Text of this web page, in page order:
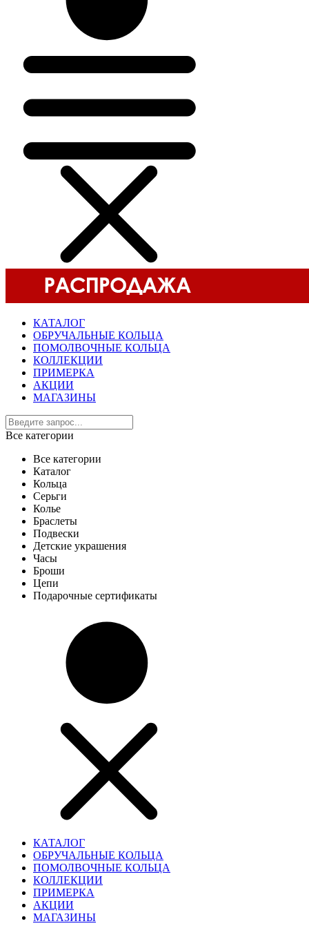
КАТАЛОГ
ОБРУЧАЛЬНЫЕ КОЛЬЦА
ПОМОЛВОЧНЫЕ КОЛЬЦА
КОЛЛЕКЦИИ
ПРИМЕРКА
АКЦИИ
МАГАЗИНЫ
Все категории
Все категории
Каталог
Кольца
Серьги
Колье
Браслеты
Подвески
Детские украшения
Часы
Броши
Цепи
Подарочные сертификаты
КАТАЛОГ
ОБРУЧАЛЬНЫЕ КОЛЬЦА
ПОМОЛВОЧНЫЕ КОЛЬЦА
КОЛЛЕКЦИИ
ПРИМЕРКА
АКЦИИ
МАГАЗИНЫ